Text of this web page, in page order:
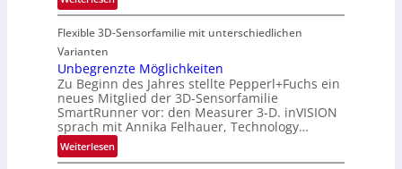
u
a
u
m
f
a
h
n
P
a
t
n
e
r
s
c
Flexible 3D-Sensorfamilie mit unterschiedlichen
Varianten
Unbegrenzte Möglichkeiten
Zu Beginn des Jahres stellte Pepperl+Fuchs ein
neues Mitglied der 3D-Sensorfamilie
SmartRunner vor: den Measurer 3-D. inVISION
sprach mit Annika Felhauer, Technology…
Weiterlesen:
U